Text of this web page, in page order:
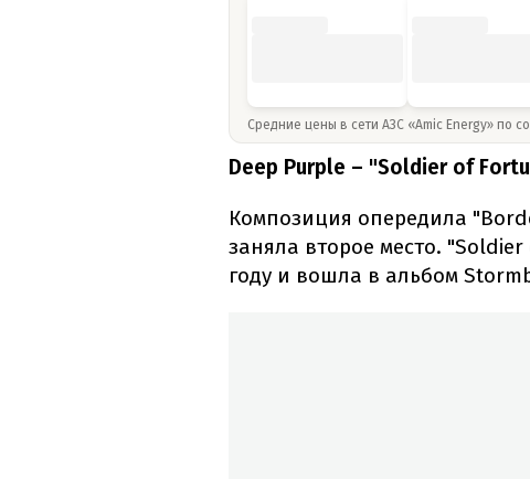
Средние цены в сети АЗС «Amic Energy» по
Deep Purple – "Soldier of
Композиция опередила
заняла второе место.
году и вошла в альбом